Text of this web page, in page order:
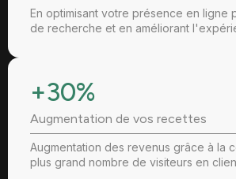
En optimisant votre présence en ligne
de recherche et en améliorant
+30%
Augmentation de vos recettes
Augmentation des revenus grâce à la
plus grand nombre de visiteurs en